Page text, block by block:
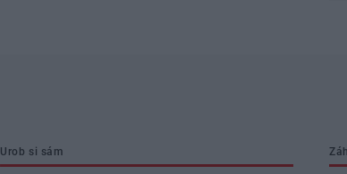
Urob si sám